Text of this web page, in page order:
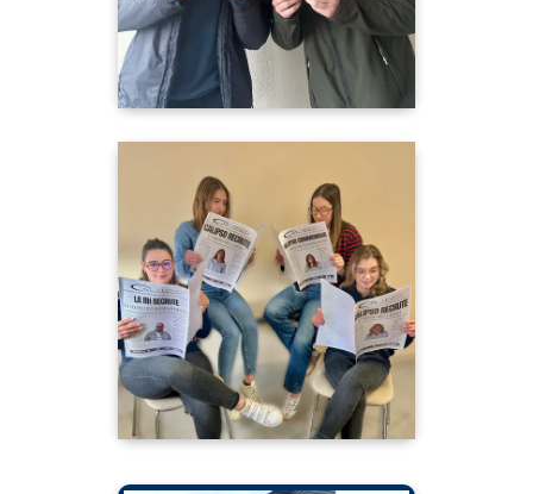
fin d’année !🎅"
"J-1 avant la fermeture annuelle du
siège Calipso !📣
Nos alternantes, Loanne, Lola, Inès
et Lucine vous souhaitent de passer
d’agréables fêtes de fin d’année !🎅"